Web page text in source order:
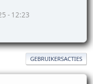
- 12:23
GEBRUIKERSACTIES